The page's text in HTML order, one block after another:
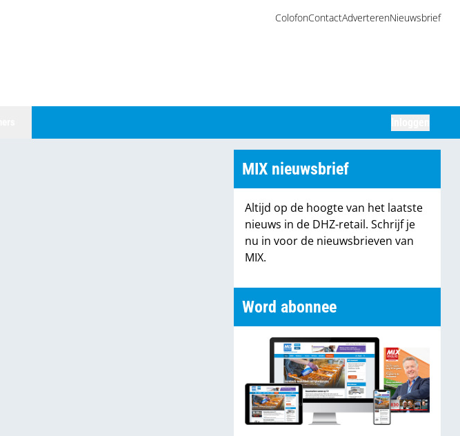
ColofonContactAdverterenNieuwsbrief
MIX nieuwsbrief
Altijd op de hoogte van het laatste
nieuws in de DHZ-retail. Schrijf je
nu in voor de nieuwsbrieven van
MIX.
Word abonnee